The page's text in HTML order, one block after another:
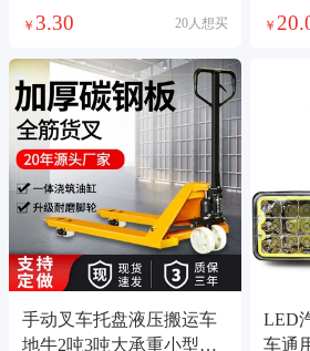
备配件
￥ 3.30 20人想买
抖音
￥
手动叉车托盘液压搬运车
地牛2吨3吨大承重小型液
LED
车通